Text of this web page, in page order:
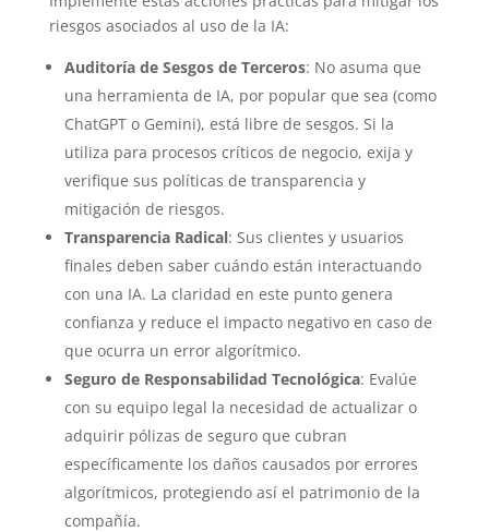
riesgos asociados al uso de la IA:
Auditoría de Sesgos de Terceros: No asuma que
una herramienta de IA, por popular que sea (como
ChatGPT o Gemini), está libre de sesgos. Si la
utiliza para procesos críticos de negocio, exija y
verifique sus políticas de transparencia y
mitigación de riesgos.
Transparencia Radical: Sus clientes y usuarios
finales deben saber cuándo están interactuando
con una IA. La claridad en este punto genera
confianza y reduce el impacto negativo en caso de
que ocurra un error algorítmico.
Seguro de Responsabilidad Tecnológica: Evalúe
con su equipo legal la necesidad de actualizar o
adquirir pólizas de seguro que cubran
específicamente los daños causados por errores
algorítmicos, protegiendo así el patrimonio de la
compañía.